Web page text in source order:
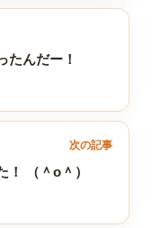
たんだー！
次の記事
（＾o＾）